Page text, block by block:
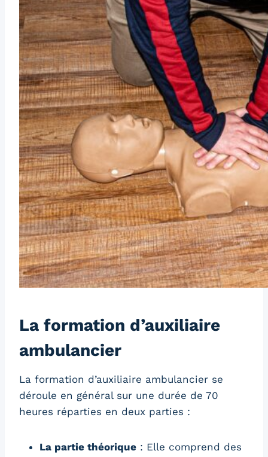
La formation d’auxiliaire
ambulancier
La formation d’auxiliaire ambulancier se
déroule en général sur une durée de 70
heures réparties en deux parties :
La partie théorique : Elle comprend des